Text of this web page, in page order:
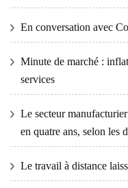
En conversation avec
Minute de marché :
services
Le secteur
en quatre ans, selon les
Le travail à distance